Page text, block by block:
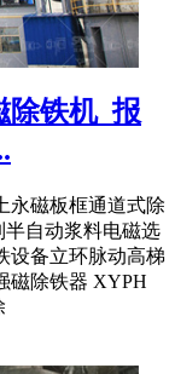
除铁机_报
永磁板框通道式除
自动浆料电磁选
设备立环脉动高梯
磁除铁器 XYPH